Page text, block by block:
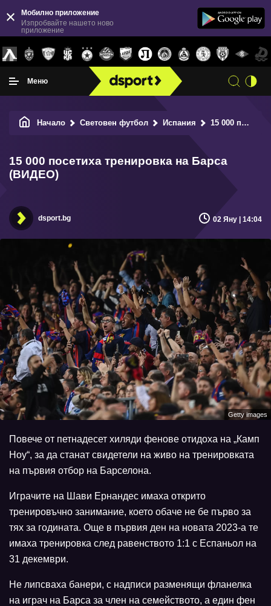
Мобилно приложение
Изпробвайте нашето ново
приложение
Меню
Начало Световен футбол Испания 15 000 посетиха тренировка на Барса (ВИДЕО)
15 000 посетиха тренировка на Барса
(ВИДЕО)
dsport.bg 02 Яну | 14:04
Getty images
Повече от петнадесет хиляди фенове отидоха на „Камп
Ноу“, за да станат свидетели на живо на тренировката
на първия отбор на Барселона.
Играчите на Шави Ернандес имаха открито
тренировъчно занимание, което обаче не бе първо за
тях за годината. Още в първия ден на новата 2023-а те
имаха тренировка след равенството 1:1 с Еспаньол на
31 декември.
Не липсваха банери, с надписи разменящи фланелка
на играч на Барса за член на семейството, а един фен